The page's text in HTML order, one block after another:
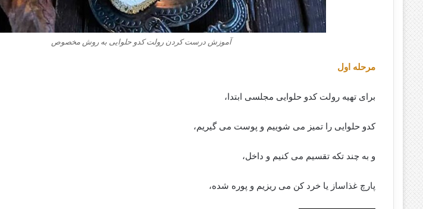
آموزش درست کردن رولت کدو حلوایی به روش مخصوص
مرحله اول
برای تهیه رولت کدو حلوایی مجلسی ابتدا،
کدو حلوایی را تمیز می شوییم و پوست می گیریم،
و به چند تکه تقسیم می کنیم و داخل،
پارچ غذاساز یا خرد کن می ریزیم و پوره شده،